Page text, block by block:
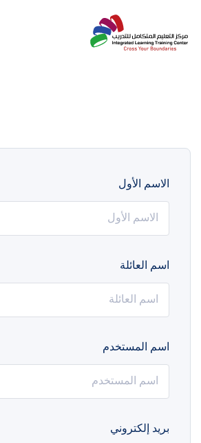
الاسم الأول
اسم العائلة
اسم المستخدم
بريد إلكتروني